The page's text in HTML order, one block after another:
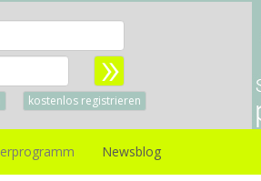
Passwort:
kostenlos registrieren
Newsblog